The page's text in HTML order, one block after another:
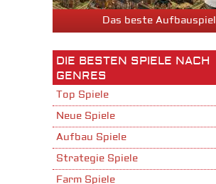
Das beste Aufbauspiel
DIE BESTEN SPIELE NACH
GENRES
Top Spiele
Neue Spiele
Aufbau Spiele
Strategie Spiele
Farm Spiele